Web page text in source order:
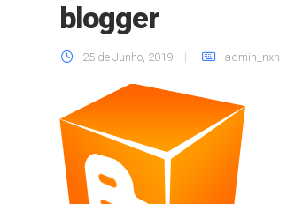
blogger
25 de Junho, 2019 admin_nxn